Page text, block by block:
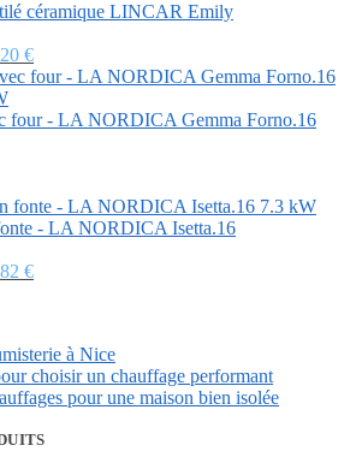
céramique LINCAR Emily
€Le
prix
est :
four - LA NORDICA Gemma Forno.16
- LA NORDICA Isetta.16
€.
€Le
1733,82 €.
à Nice
choisir un chauffage performant
pour une maison bien isolée